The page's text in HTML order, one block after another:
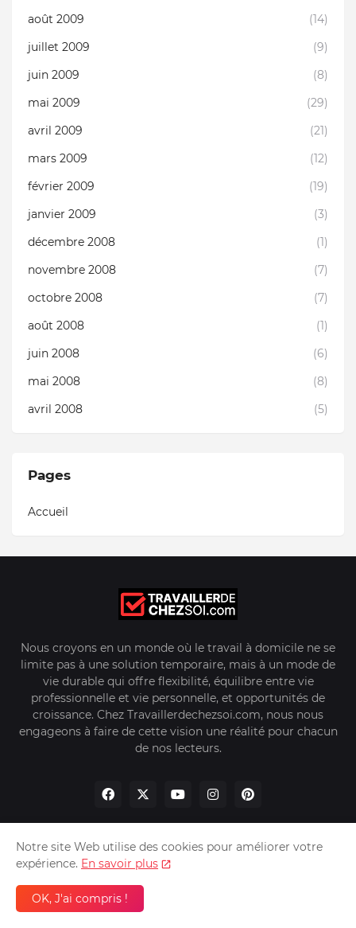
août 2009
(14)
juillet 2009
(9)
juin 2009
(8)
mai 2009
(29)
avril 2009
(21)
mars 2009
(12)
février 2009
(19)
janvier 2009
(3)
décembre 2008
(1)
novembre 2008
(7)
octobre 2008
(7)
août 2008
(1)
juin 2008
(6)
mai 2008
(8)
avril 2008
(5)
Pages
Accueil
Nous croyons en un monde où le travail à domicile ne se
limite pas à une solution temporaire, mais à un mode de
vie durable qui offre flexibilité, équilibre entre vie
professionnelle et vie personnelle, et opportunités de
croissance. Chez Travaillerdechezsoi.com, nous nous
engageons à faire de cette vision une réalité pour chacun
de nos lecteurs.
Accueil
À propos de nous
Politique de Confidentialité
Notre site Web utilise des cookies pour améliorer votre
expérience. En savoir plus
OK, J'ai compris !